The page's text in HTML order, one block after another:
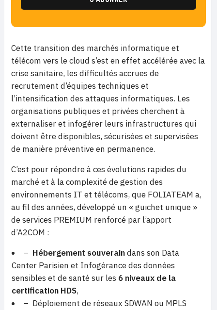
Cette transition des marchés informatique et
télécom vers le cloud s’est en effet accélérée avec la
crise sanitaire, les difficultés accrues de
recrutement d’équipes techniques et
l’intensification des attaques informatiques. Les
organisations publiques et privées cherchent à
externaliser et infogérer leurs infrastructures qui
doivent être disponibles, sécurisées et supervisées
de manière préventive en permanence.
C’est pour répondre à ces évolutions rapides du
marché et à la complexité de gestion des
environnements IT et télécoms, que FOLIATEAM a,
au fil des années, développé un « guichet unique »
de services PREMIUM renforcé par l’apport
d’A2COM :
– Hébergement souveraindans son Data
Center Parisien et Infogérance des données
sensibles et de santé sur les 6 niveaux de la
certification HDS,
– Déploiement de réseaux SDWAN ou MPLS